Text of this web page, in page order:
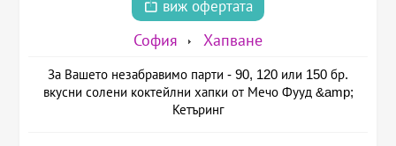
виж офертата
София Хапване
За Вашето незабравимо парти - 90, 120 или 150 бр.
вкусни солени коктейлни хапки от Мечо Фууд &amp;
Кетъринг